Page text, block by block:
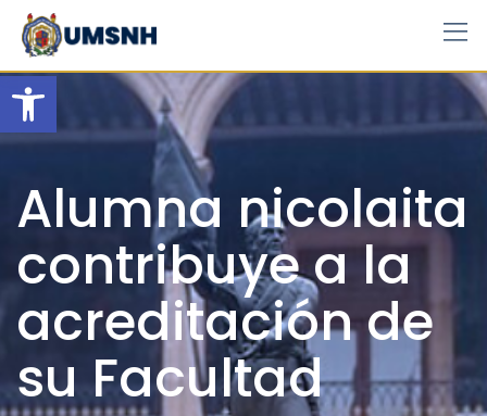
Open toolbar
Skip
content
Alumna nicolaita
contribuye a la
acreditación de
su Facultad